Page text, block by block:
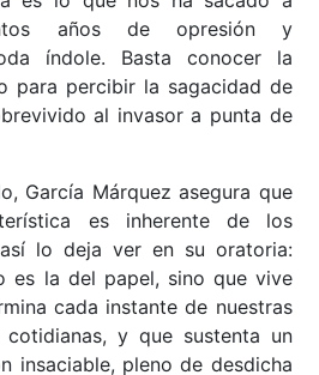
años de opresión y
índole. Basta conocer la
para percibir la sagacidad de
al invasor a punta de
García Márquez asegura que
es inherente de los
lo deja ver en su oratoria:
es la del papel, sino que vive
cada instante de nuestras
cotidianas, y que sustenta un
insaciable, pleno de desdicha